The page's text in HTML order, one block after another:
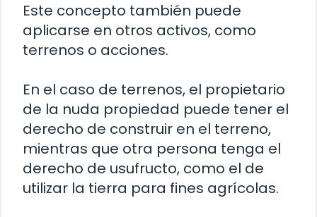
Este concepto también puede
aplicarse en otros activos, como
terrenos o acciones.
En el caso de terrenos, el propietario
de la nuda propiedad puede tener el
derecho de construir en el terreno,
mientras que otra persona tenga el
derecho de usufructo, como el de
utilizar la tierra para fines agrícolas.